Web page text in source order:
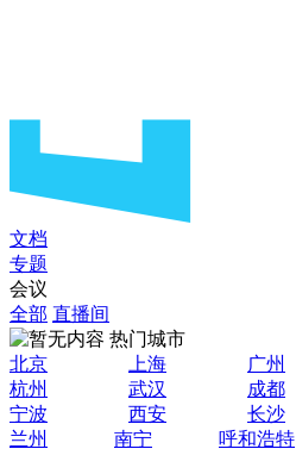
文档
专题
会议
全部 直播间
热门城市
北京
上海 广州
杭州
武汉 成都
宁波
西安 长沙
兰州
南宁 呼和浩特